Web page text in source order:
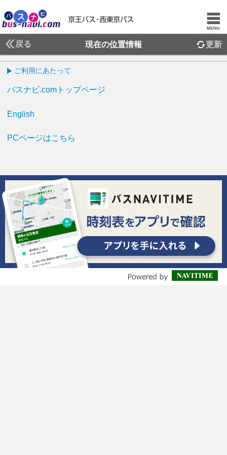
戻る 現在の位置情報 更新
ご利用にあたって
バスナビ.comトップページ
English
PCページはこちら